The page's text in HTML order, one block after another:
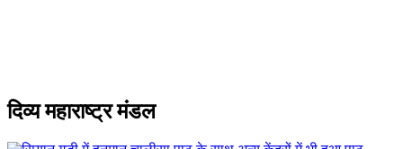
दिव्य महाराष्ट्र मंडल